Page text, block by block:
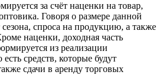
за счёт наценки на товар,
Говоря о размере данной
спроса на продукцию, а также
наценки, доходная часть
из реализации
средств, которые будут
сдачи в аренду торговых